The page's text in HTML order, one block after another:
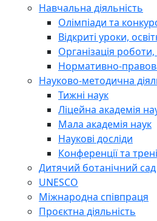
Навчальна діяльність
Олімпіади та
Відкриті уроки,
Організація
Нормативно-
Науково-методична
Тижні наук
Ліцейна академія
Мала академія наук
Наукові досліди
Конференції та
Дитячий ботанічний сад
UNESCO
Міжнародна співпраця
Проєктна діяльність